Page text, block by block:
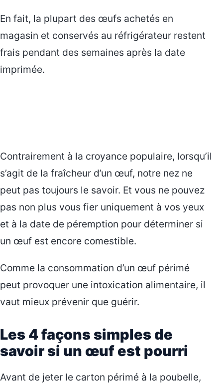
En fait, la plupart des œufs achetés en
magasin et conservés au réfrigérateur restent
frais pendant des semaines après la date
imprimée.
Contrairement à la croyance populaire, lorsqu’il
s’agit de la fraîcheur d’un œuf, notre nez ne
peut pas toujours le savoir. Et vous ne pouvez
pas non plus vous fier uniquement à vos yeux
et à la date de péremption pour déterminer si
un œuf est encore comestible.
Comme la consommation d’un œuf périmé
peut provoquer une intoxication alimentaire, il
vaut mieux prévenir que guérir.
Les 4 façons simples de
savoir si un œuf est pourri
Avant de jeter le carton périmé à la poubelle,